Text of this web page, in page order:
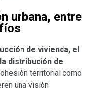
urbana, entre
de vivienda, el
distribución de
territorial como
una visión